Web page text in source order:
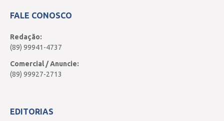
FALE CONOSCO
Redação:
(89) 99941-4737
Comercial / Anuncie:
(89) 99927-2713
EDITORIAS